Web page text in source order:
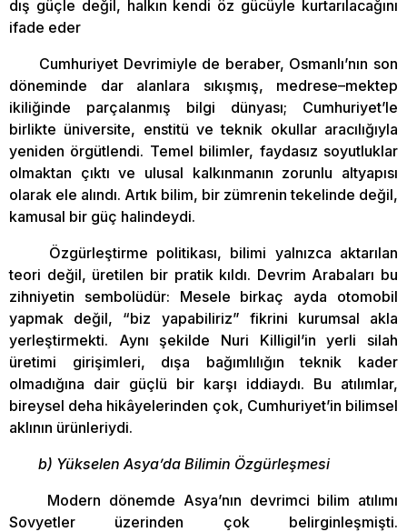
dış güçle değil, halkın kendi öz gücüyle kurtarılacağını
ifade eder
Cumhuriyet Devrimiyle de beraber, Osmanlı’nın son
döneminde dar alanlara sıkışmış, medrese–mektep
ikiliğinde parçalanmış bilgi dünyası; Cumhuriyet’le
birlikte üniversite, enstitü ve teknik okullar aracılığıyla
yeniden örgütlendi. Temel bilimler, faydasız soyutluklar
olmaktan çıktı ve ulusal kalkınmanın zorunlu altyapısı
olarak ele alındı. Artık bilim, bir zümrenin tekelinde değil,
kamusal bir güç halindeydi.
Özgürleştirme politikası, bilimi yalnızca aktarılan
teori değil, üretilen bir pratik kıldı. Devrim Arabaları bu
zihniyetin sembolüdür: Mesele birkaç ayda otomobil
yapmak değil, “biz yapabiliriz” fikrini kurumsal akla
yerleştirmekti. Aynı şekilde Nuri Killigil’in yerli silah
üretimi girişimleri, dışa bağımlılığın teknik kader
olmadığına dair güçlü bir karşı iddiaydı. Bu atılımlar,
bireysel deha hikâyelerinden çok, Cumhuriyet’in bilimsel
aklının ürünleriydi.
b) Yükselen Asya’da Bilimin Özgürleşmesi
Modern dönemde Asya’nın devrimci bilim atılımı
Sovyetler üzerinden çok belirginleşmişti.